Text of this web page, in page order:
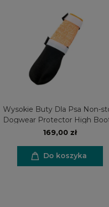
Wysokie Buty Dla Psa Non-
Dogwear Protector High
4 sztuki
169,00 zł
Do koszyka